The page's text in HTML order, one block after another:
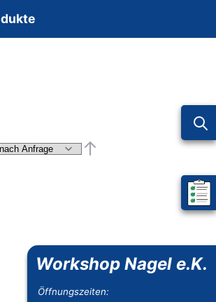
Mein
Workshop Nagel e.K.
Öffnungszeiten: